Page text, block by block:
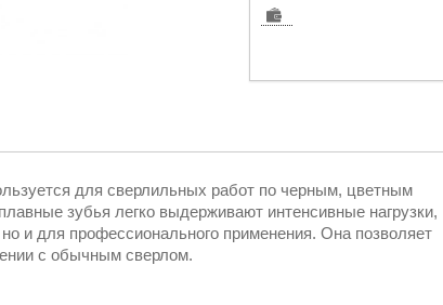
для сверлильных работ по черным, цветным
зубья легко выдерживают интенсивные нагрузки,
и для профессионального применения. Она позволяет
с обычным сверлом.